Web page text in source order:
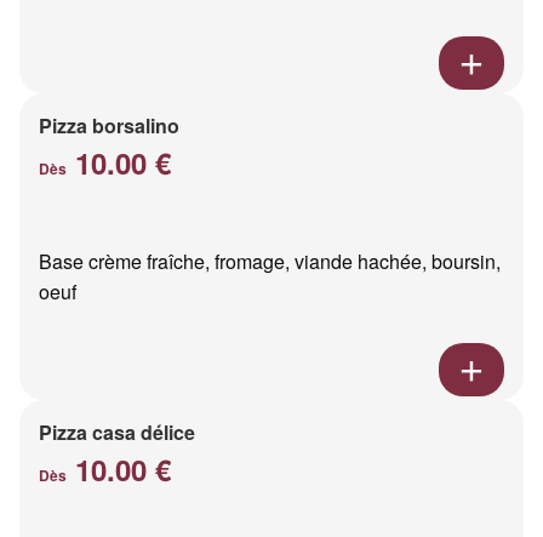
Pizza borsalino
Dès 10.00 €
Base crème fraîche, fromage, viande hachée, boursin,
oeuf
Pizza casa délice
Dès 10.00 €